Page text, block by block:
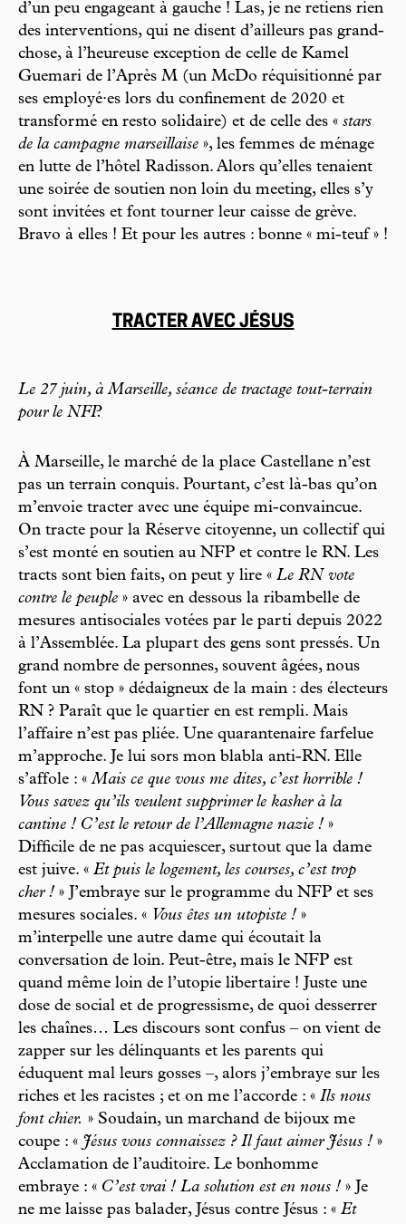
d’un peu engageant à gauche ! Las, je ne retiens rien
des interventions, qui ne disent d’ailleurs pas grand-
chose, à l’heureuse exception de celle de Kamel
Guemari de l’Après M (un McDo réquisitionné par
ses employé·es lors du confinement de 2020 et
transformé en resto solidaire) et de celle des « stars
de la campagne marseillaise », les femmes de ménage
en lutte de l’hôtel Radisson. Alors qu’elles tenaient
une soirée de soutien non loin du meeting, elles s’y
sont invitées et font tourner leur caisse de grève.
Bravo à elles ! Et pour les autres : bonne « mi-teuf » !
TRACTER AVEC JÉSUS
Le 27 juin, à Marseille, séance de tractage tout-terrain
pour le NFP.
À Marseille, le marché de la place Castellane n’est
pas un terrain conquis. Pourtant, c’est là-bas qu’on
m’envoie tracter avec une équipe mi-convaincue.
On tracte pour la Réserve citoyenne, un collectif qui
s’est monté en soutien au NFP et contre le RN. Les
tracts sont bien faits, on peut y lire « Le RN vote
contre le peuple » avec en dessous la ribambelle de
mesures antisociales votées par le parti depuis 2022
à l’Assemblée. La plupart des gens sont pressés. Un
grand nombre de personnes, souvent âgées, nous
font un « stop » dédaigneux de la main : des électeurs
RN ? Paraît que le quartier en est rempli. Mais
l’affaire n’est pas pliée. Une quarantenaire farfelue
m’approche. Je lui sors mon blabla anti-RN. Elle
s’affole : «Mais ce que vous me dites, c’est horrible !
Vous savez qu’ils veulent supprimer le kasher à la
cantine ! C’est le retour de l’Allemagne nazie ! »
Difficile de ne pas acquiescer, surtout que la dame
est juive. « Et puis le logement, les courses, c’est trop
cher ! » J’embraye sur le programme du NFP et ses
mesures sociales. « Vous êtes un utopiste ! »
m’interpelle une autre dame qui écoutait la
conversation de loin. Peut-être, mais le NFP est
quand même loin de l’utopie libertaire ! Juste une
dose de social et de progressisme, de quoi desserrer
les chaînes… Les discours sont confus – on vient de
zapper sur les délinquants et les parents qui
éduquent mal leurs gosses –, alors j’embraye sur les
riches et les racistes ; et on me l’accorde : « Ils nous
font chier. » Soudain, un marchand de bijoux me
coupe : « Jésus vous connaissez ? Il faut aimer Jésus ! »
Acclamation de l’auditoire. Le bonhomme
embraye : « C’est vrai ! La solution est en nous ! » Je
ne me laisse pas balader, Jésus contre Jésus : « Et